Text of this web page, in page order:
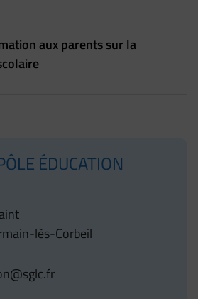
aux parents sur la
ÉDUCATION
lès-Corbeil